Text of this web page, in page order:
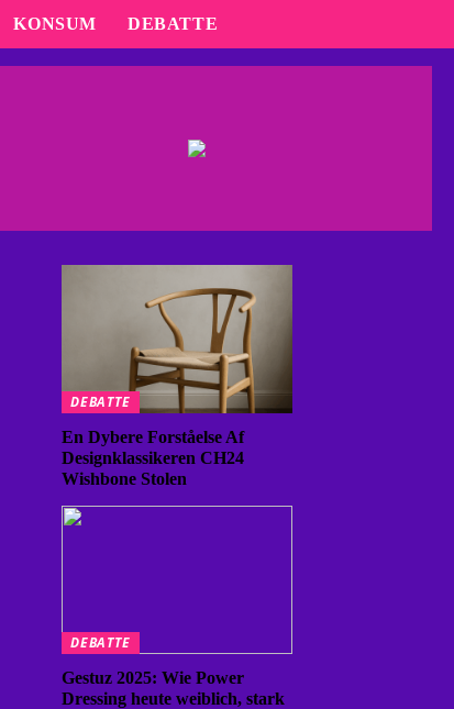
KONSUM DEBATTE
DEBATTE
En Dybere Forståelse Af
Designklassikeren CH24
Wishbone Stolen
DEBATTE
Gestuz 2025: Wie Power
Dressing heute weiblich, stark